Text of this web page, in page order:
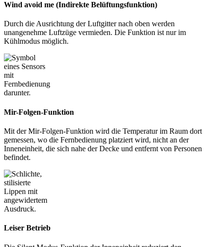
Wind avoid me (Indirekte Belüftungsfunktion)
Durch die Ausrichtung der Luftgitter nach oben werden
unangenehme Luftzüge vermieden. Die Funktion ist nur im
Kühlmodus möglich.
Mir-Folgen-Funktion
Mit der Mir-Folgen-Funktion wird die Temperatur im Raum dort
gemessen, wo die Fernbedienung platziert wird, nicht an der
Inneneinheit, die sich nahe der Decke und entfernt von Personen
befindet.
Leiser Betrieb